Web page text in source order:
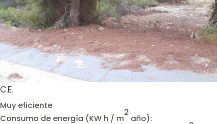
C.E.
Muy eficiente
Consumo de energía (KW h / m
2
año):